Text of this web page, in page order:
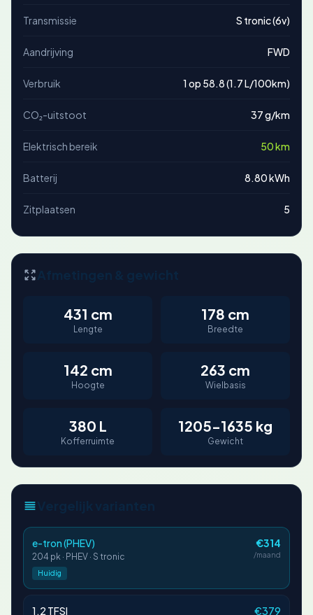
Transmissie S tronic (6v)
Aandrijving FWD
Verbruik 1 op 58.8 (1.7 L/100km)
CO₂-uitstoot 37 g/km
Elektrisch bereik 50 km
Batterij 8.80 kWh
Zitplaatsen 5
431 cm
Lengte
178 cm
Breedte
142 cm
Hoogte
263 cm
Wielbasis
380 L
Kofferruimte
1205-1635 kg
Gewicht
e-tron (PHEV)
204 pk · PHEV · S tronic
€314
/maand
Huidig
1.2 TFSI €379